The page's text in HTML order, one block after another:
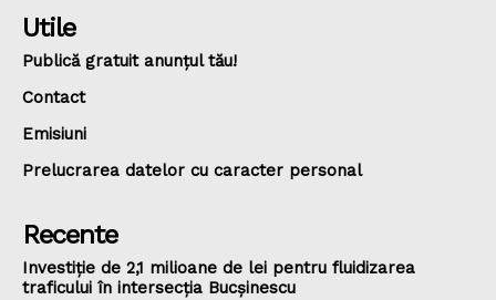
Utile
Publică gratuit anunțul tău!
Contact
Emisiuni
Prelucrarea datelor cu caracter personal
Recente
Investiție de 2,1 milioane de lei pentru fluidizarea
traficului în intersecția Bucșinescu